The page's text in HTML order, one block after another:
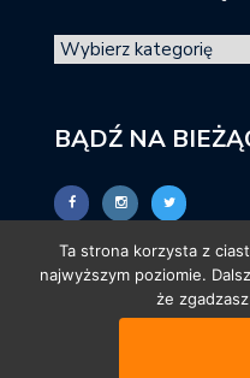
BĄDŹ NA
Ta strona korzysta z
najwyższym poziomie.
że